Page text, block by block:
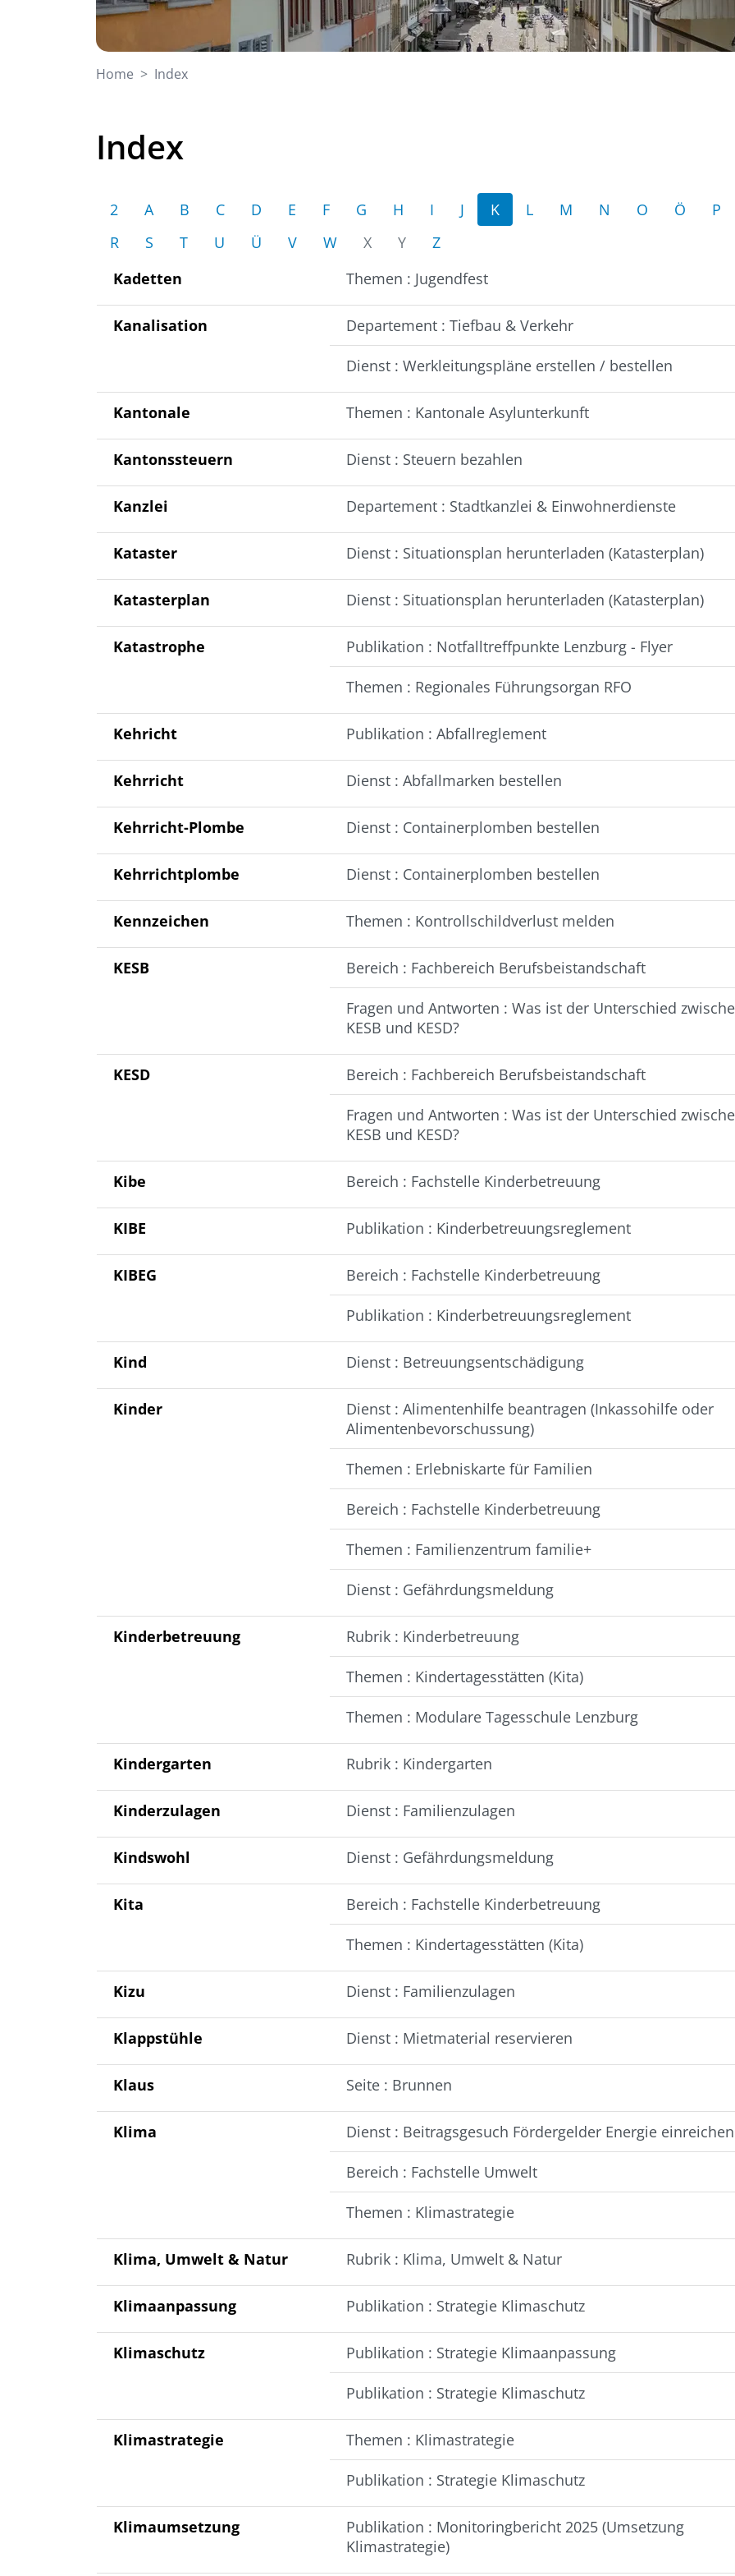
Home Index(ausgewählt)
Index
2 A B C D E F G H I J K L M N O Ö
P
R
S T U Ü V W X Y
Z
Kadetten
Themen : Jugendfest
Kanalisation Departement : Tiefbau & Verkehr
Dienst : Werkleitungspläne erstellen / bestellen
Kantonale Themen : Kantonale Asylunterkunft
Kantonssteuern Dienst : Steuern bezahlen
Kanzlei Departement : Stadtkanzlei & Einwohnerdienste
Kataster Dienst : Situationsplan herunterladen (Katasterplan)
Katasterplan Dienst : Situationsplan herunterladen (Katasterplan)
Katastrophe Publikation : Notfalltreffpunkte Lenzburg - Flyer
Themen : Regionales Führungsorgan RFO
Kehricht Publikation : Abfallreglement
Kehrricht Dienst : Abfallmarken bestellen
Kehrricht-Plombe Dienst : Containerplomben bestellen
Kehrrichtplombe Dienst : Containerplomben bestellen
Kennzeichen Themen : Kontrollschildverlust melden
KESB Bereich : Fachbereich Berufsbeistandschaft
Fragen und Antworten : Was ist der Unterschied
KESB und KESD?
KESD Bereich : Fachbereich Berufsbeistandschaft
Fragen und Antworten : Was ist der Unterschied
KESB und KESD?
Kibe Bereich : Fachstelle Kinderbetreuung
KIBE Publikation : Kinderbetreuungsreglement
KIBEG Bereich : Fachstelle Kinderbetreuung
Publikation : Kinderbetreuungsreglement
Kind Dienst : Betreuungsentschädigung
Kinder
Dienst : Alimentenhilfe beantragen (Inkassohilfe oder
Alimentenbevorschussung)
Themen : Erlebniskarte für Familien
Bereich : Fachstelle Kinderbetreuung
Themen : Familienzentrum familie+
Dienst : Gefährdungsmeldung
Kinderbetreuung Rubrik : Kinderbetreuung
Themen : Kindertagesstätten (Kita)
Themen : Modulare Tagesschule Lenzburg
Kindergarten Rubrik : Kindergarten
Kinderzulagen Dienst : Familienzulagen
Kindswohl Dienst : Gefährdungsmeldung
Kita Bereich : Fachstelle Kinderbetreuung
Themen : Kindertagesstätten (Kita)
Kizu Dienst : Familienzulagen
Klappstühle Dienst : Mietmaterial reservieren
Klaus Seite : Brunnen
Klima Dienst : Beitragsgesuch Fördergelder Energie einreichen
Bereich : Fachstelle Umwelt
Themen : Klimastrategie
Klima, Umwelt & Natur Rubrik : Klima, Umwelt & Natur
Klimaanpassung Publikation : Strategie Klimaschutz
Klimaschutz Publikation : Strategie Klimaanpassung
Publikation : Strategie Klimaschutz
Klimastrategie Themen : Klimastrategie
Publikation : Strategie Klimaschutz
Klimaumsetzung
Publikation : Monitoringbericht 2025 (Umsetzung
Klimastrategie)